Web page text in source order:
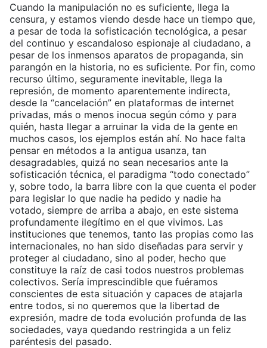
Cuando la manipulación no es suficiente, llega la
censura, y estamos viendo desde hace un tiempo que,
a pesar de toda la sofisticación tecnológica, a pesar
del continuo y escandaloso espionaje al ciudadano, a
pesar de los inmensos aparatos de propaganda, sin
parangón en la historia, no es suficiente. Por fin, como
recurso último, seguramente inevitable, llega la
represión, de momento aparentemente indirecta,
desde la “cancelación” en plataformas de internet
privadas, más o menos inocua según cómo y para
quién, hasta llegar a arruinar la vida de la gente en
muchos casos, los ejemplos están ahí. No hace falta
pensar en métodos a la antigua usanza, tan
desagradables, quizá no sean necesarios ante la
sofisticación técnica, el paradigma “todo conectado”
y, sobre todo, la barra libre con la que cuenta el poder
para legislar lo que nadie ha pedido y nadie ha
votado, siempre de arriba a abajo, en este sistema
profundamente ilegítimo en el que vivimos. Las
instituciones que tenemos, tanto las propias como las
internacionales, no han sido diseñadas para servir y
proteger al ciudadano, sino al poder, hecho que
constituye la raíz de casi todos nuestros problemas
colectivos. Sería imprescindible que fuéramos
conscientes de esta situación y capaces de atajarla
entre todos, si no queremos que la libertad de
expresión, madre de toda evolución profunda de las
sociedades, vaya quedando restringida a un feliz
paréntesis del pasado.